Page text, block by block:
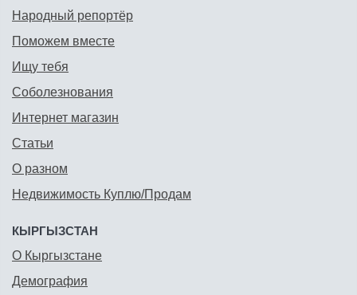
Народный репортёр
Поможем вместе
Ищу тебя
Соболезнования
Интернет магазин
Статьи
О разном
Недвижимость Куплю/Продам
КЫРГЫЗСТАН
О Кыргызстане
Демография